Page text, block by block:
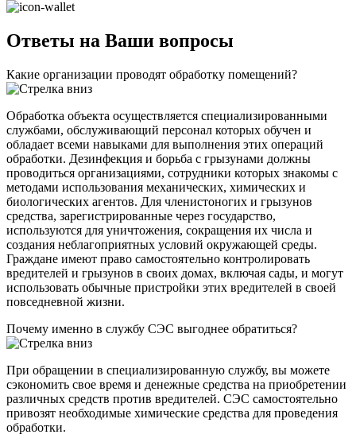
Ответы на Ваши вопросы
Какие организации проводят обработку помещений?
Обработка объекта осуществляется специализированными
службами, обслуживающий персонал которых обучен и
обладает всеми навыками для выполнения этих операций
обработки. Дезинфекция и борьба с грызунами должны
проводиться организациями, сотрудники которых знакомы с
методами использования механических, химических и
биологических агентов. Для членистоногих и грызунов
средства, зарегистрированные через государство,
используются для уничтожения, сокращения их числа и
создания неблагоприятных условий окружающей среды.
Граждане имеют право самостоятельно контролировать
вредителей и грызунов в своих домах, включая сады, и могут
использовать обычные пристройки этих вредителей в своей
повседневной жизни.
Почему именно в службу СЭС выгоднее обратиться?
При обращении в специализированную службу, вы можете
сэкономить свое время и денежные средства на приобретении
различных средств против вредителей. СЭС самостоятельно
привозят необходимые химические средства для проведения
обработки.